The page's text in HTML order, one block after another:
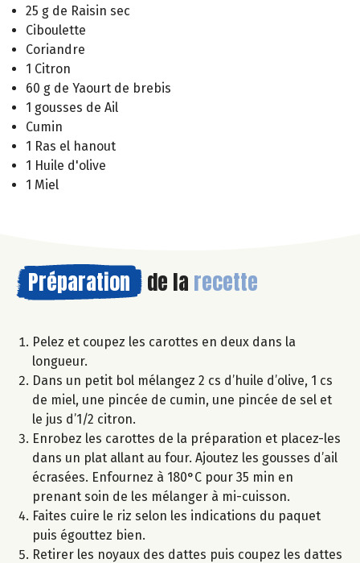
25 g de Raisin sec
Ciboulette
Coriandre
1 Citron
60 g de Yaourt de brebis
1 gousses de Ail
Cumin
1 Ras el hanout
1 Huile d'olive
1 Miel
Préparation de la recette
Pelez et coupez les carottes en deux dans la
longueur.
Dans un petit bol mélangez 2 cs d’huile d’olive, 1 cs
de miel, une pincée de cumin, une pincée de sel et
le jus d’1/2 citron.
Enrobez les carottes de la préparation et placez-les
dans un plat allant au four. Ajoutez les gousses d’ail
écrasées. Enfournez à 180°C pour 35 min en
prenant soin de les mélanger à mi-cuisson.
Faites cuire le riz selon les indications du paquet
puis égouttez bien.
Retirer les noyaux des dattes puis coupez les dattes